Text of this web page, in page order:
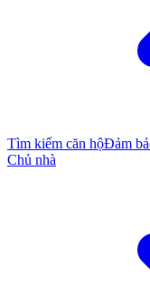
Tìm kiếm căn hộĐảm
Chủ nhà